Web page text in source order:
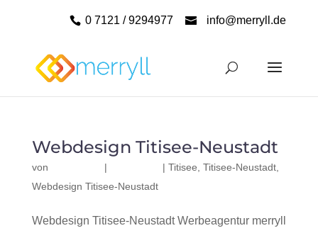
0 7121 / 9294977 info@merryll.de
Webdesign Titisee-Neustadt
von | | Titisee Titisee-Neustadt,
Webdesign Titisee-Neustadt
Webdesign Titisee-Neustadt Werbeagentur merryll